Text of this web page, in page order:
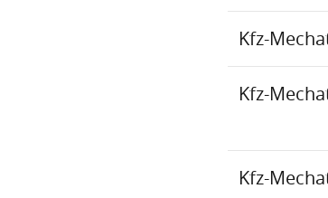
Kfz-
Kfz-
Kfz-